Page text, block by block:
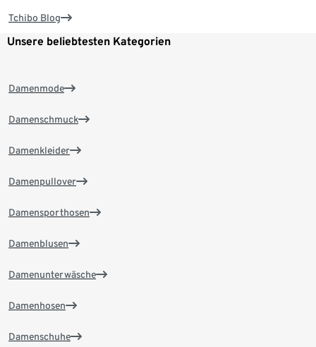
Tchibo Blog
Unsere beliebtesten Kategorien
Damenmode
Damenschmuck
Damenkleider
Damenpullover
Damensporthosen
Damenblusen
Damenunterwäsche
Damenhosen
Damenschuhe